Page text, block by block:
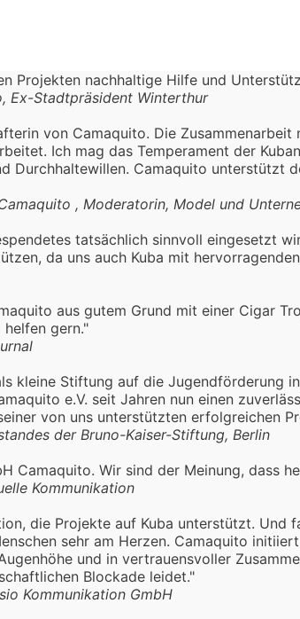
Projekten nachhaltige Hilfe und
Ex-Stadtpräsident Winterthur
von Camaquito. Die
Ich mag das Temperament der
Durchhaltewillen. Camaquito unterstützt
, Moderatorin, Model und
tatsächlich sinnvoll eingesetzt
da uns auch Kuba mit
aus gutem Grund mit einer Cigar
gern."
kleine Stiftung auf die Jugendförderung
e.V. seit Jahren nun einen
von uns unterstützten erfolgreichen
der Bruno-Kaiser-Stiftung, Berlin
Camaquito. Wir sind der Meinung, dass
Kommunikation
die Projekte auf Kuba unterstützt.
sehr am Herzen. Camaquito
und in vertrauensvoller
Blockade leidet."
Kommunikation GmbH